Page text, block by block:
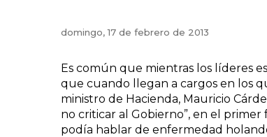
domingo, 17 de febrero de 2013
Es común que mientras los líderes
que cuando llegan a cargos en los
ministro de Hacienda, Mauricio
no criticar al Gobierno”, en el
podía hablar de enfermedad